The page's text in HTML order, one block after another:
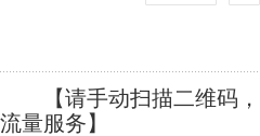
【请手动扫描二维码，
流量服务】